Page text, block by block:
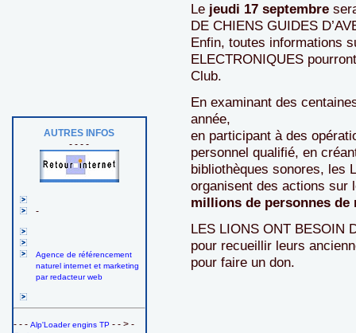
AUTRES INFOS
- - - -
-
Agence de référencement
naturel internet et marketing
par redacteur web
- - - Alp'Loader engins TP - - > -
Le jeudi 17 septembre
DE CHIENS GUIDES
Enfin, toutes informations
ELECTRONIQUES
Club.
En examinant des
année,
en participant à des
personnel qualifié, en
bibliothèques sonores, les
organisent des actions sur
millions de personnes de
LES LIONS ONT BESOIN
pour recueillir leurs
pour faire un don.